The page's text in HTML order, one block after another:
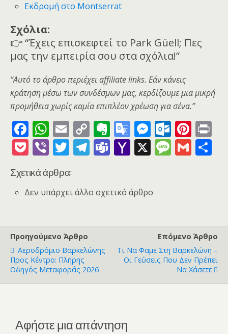
Εκδρομή στο Montserrat
Σχόλια:
👉 “Έχεις επισκεφτεί το Park Güell; Πες
μας την εμπειρία σου στα σχόλια!”
“Αυτό το άρθρο περιέχει affiliate links. Εάν κάνεις
κράτηση μέσω των συνδέσμων μας, κερδίζουμε μια μικρή
προμήθεια χωρίς καμία επιπλέον χρέωση για σένα.”
F
ac
e
b
o
W
h
at
s
A
E
m
ai
l
C
o
p
Li
E
v
er
ot
G
o
o
e
n
sl
M
e
ss
n
O
ut
lo
m
Pi
nt
er
P
ck
et
Vi
b
er
T
itt
er
T
gr
T
m
Y
o
ai
l
X M
e
G
ίτ
ε
Σχετικά άρθρα:
Δεν υπάρχει άλλο σχετικό άρθρο
Προηγούμενο Άρθρο
Αεροδρόμιο Βαρκελώνης
Προς Κέντρο: Πλήρης
Οδηγός Μεταφοράς 2026
Επόμενο Άρθρο
Τι Να Φαμε Στη Βαρκελώνη –
Οι Γεύσεις Που Δεν Πρέπει
Να Χάσετε
Αφήστε μια απάντηση